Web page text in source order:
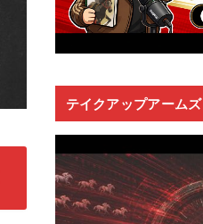
テイクアップアームズ